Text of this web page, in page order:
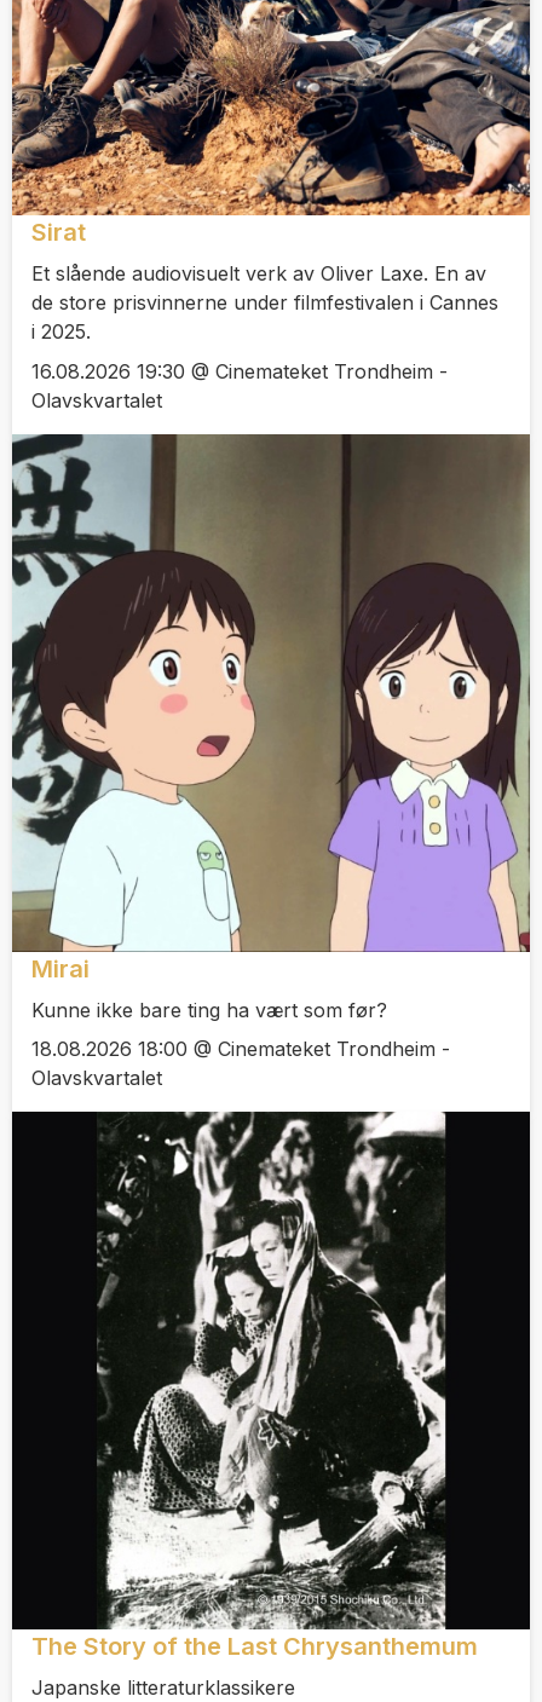
Sirat
Et slående audiovisuelt verk av Oliver Laxe. En av
de store prisvinnerne under filmfestivalen i Cannes
i 2025.
16.08.2026 19:30 @ Cinemateket Trondheim -
Olavskvartalet
Mirai
Kunne ikke bare ting ha vært som før?
18.08.2026 18:00 @ Cinemateket Trondheim -
Olavskvartalet
The Story of the Last Chrysanthemum
Japanske litteraturklassikere